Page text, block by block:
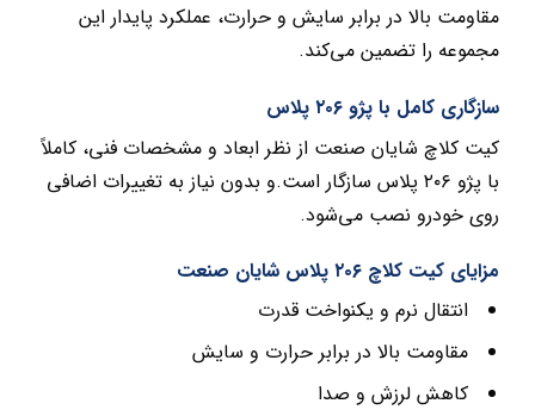
مقاومت بالا در برابر سایش و حرارت، عملکرد پایدار این
مجموعه را تضمین می‌کند.
سازگاری کامل با پژو ۲۰۶ پلاس
کیت کلاچ شایان صنعت از نظر ابعاد و مشخصات فنی، کاملاً
با پژو ۲۰۶ پلاس سازگار است.و بدون نیاز به تغییرات اضافی
روی خودرو نصب می‌شود.
مزایای کیت کلاچ ۲۰۶ پلاس شایان صنعت
انتقال نرم و یکنواخت قدرت
مقاومت بالا در برابر حرارت و سایش
کاهش لرزش و صدا